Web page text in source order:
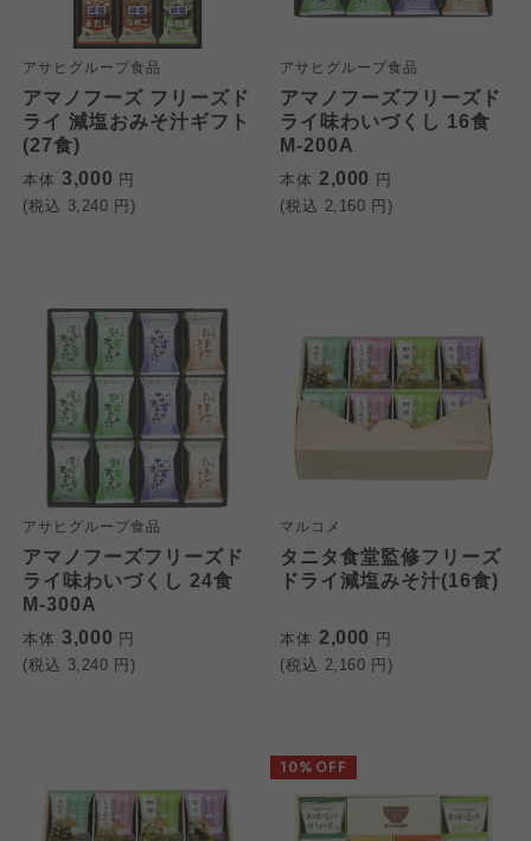
アサヒグループ食品
アマノフーズ フリーズド
ライ 減塩おみそ汁ギフト
(27食)
本体 3,000 円
(税込 3,240 円)
アサヒグループ食品
アマノフーズフリーズド
ライ味わいづくし 16食
M-200A
本体 2,000 円
(税込 2,160 円)
アサヒグループ食品
アマノフーズフリーズド
ライ味わいづくし 24食
M-300A
本体 3,000 円
(税込 3,240 円)
マルコメ
タニタ食堂監修フリーズ
ドライ減塩みそ汁(16食)
本体 2,000 円
(税込 2,160 円)
10%OFF